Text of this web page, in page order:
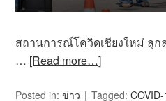
สถานการณ์โควิดเชียงใหม่ ลุ
… [Read more…]
Posted in:ข่าว Tagged: